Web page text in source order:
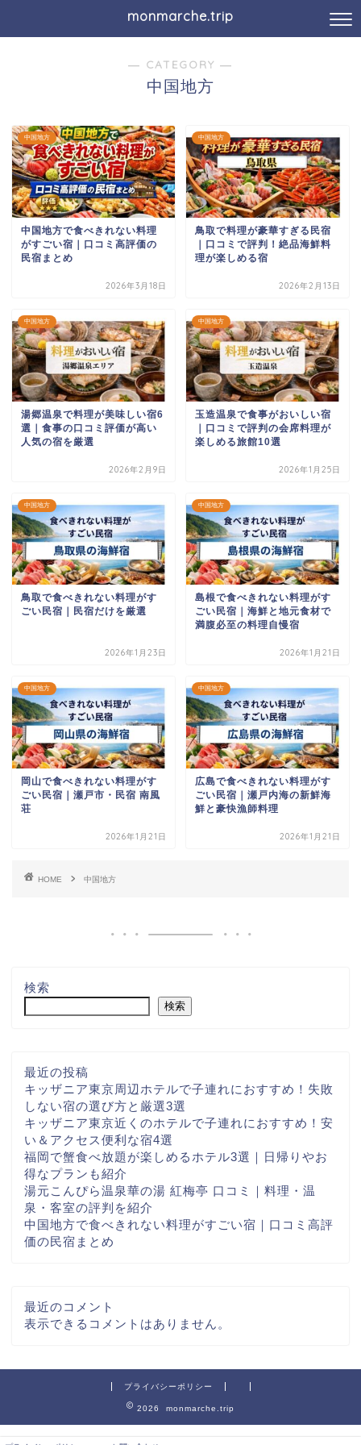
monmarche.trip
― CATEGORY ―
中国地方
中国地方
中国地方で食べきれない料理
がすごい宿｜口コミ高評価の
民宿まとめ
2026年3月18日
中国地方
鳥取で料理が豪華すぎる民宿
｜口コミで評判！絶品海鮮料
理が楽しめる宿
2026年2月13日
中国地方
湯郷温泉で料理が美味しい宿6
選｜食事の口コミ評価が高い
人気の宿を厳選
2026年2月9日
中国地方
玉造温泉で食事がおいしい宿
｜口コミで評判の会席料理が
楽しめる旅館10選
2026年1月25日
中国地方
鳥取で食べきれない料理がす
ごい民宿｜民宿だけを厳選
2026年1月23日
中国地方
島根で食べきれない料理がす
ごい民宿｜海鮮と地元食材で
満腹必至の料理自慢宿
2026年1月21日
中国地方
岡山で食べきれない料理がす
ごい民宿｜瀬戸市・民宿 南風
荘
2026年1月21日
中国地方
広島で食べきれない料理がす
ごい民宿｜瀬戸内海の新鮮海
鮮と豪快漁師料理
2026年1月21日
HOME 中国地方
検索
検索
最近の投稿
キッザニア東京周辺ホテルで子連れにおすすめ！失敗
しない宿の選び方と厳選3選
キッザニア東京近くのホテルで子連れにおすすめ！安
い＆アクセス便利な宿4選
福岡で蟹食べ放題が楽しめるホテル3選｜日帰りやお
得なプランも紹介
湯元こんぴら温泉華の湯 紅梅亭 口コミ｜料理・温
泉・客室の評判を紹介
中国地方で食べきれない料理がすごい宿｜口コミ高評
価の民宿まとめ
最近のコメント
表示できるコメントはありません。
プライバシーポリシー
2026 monmarche.trip